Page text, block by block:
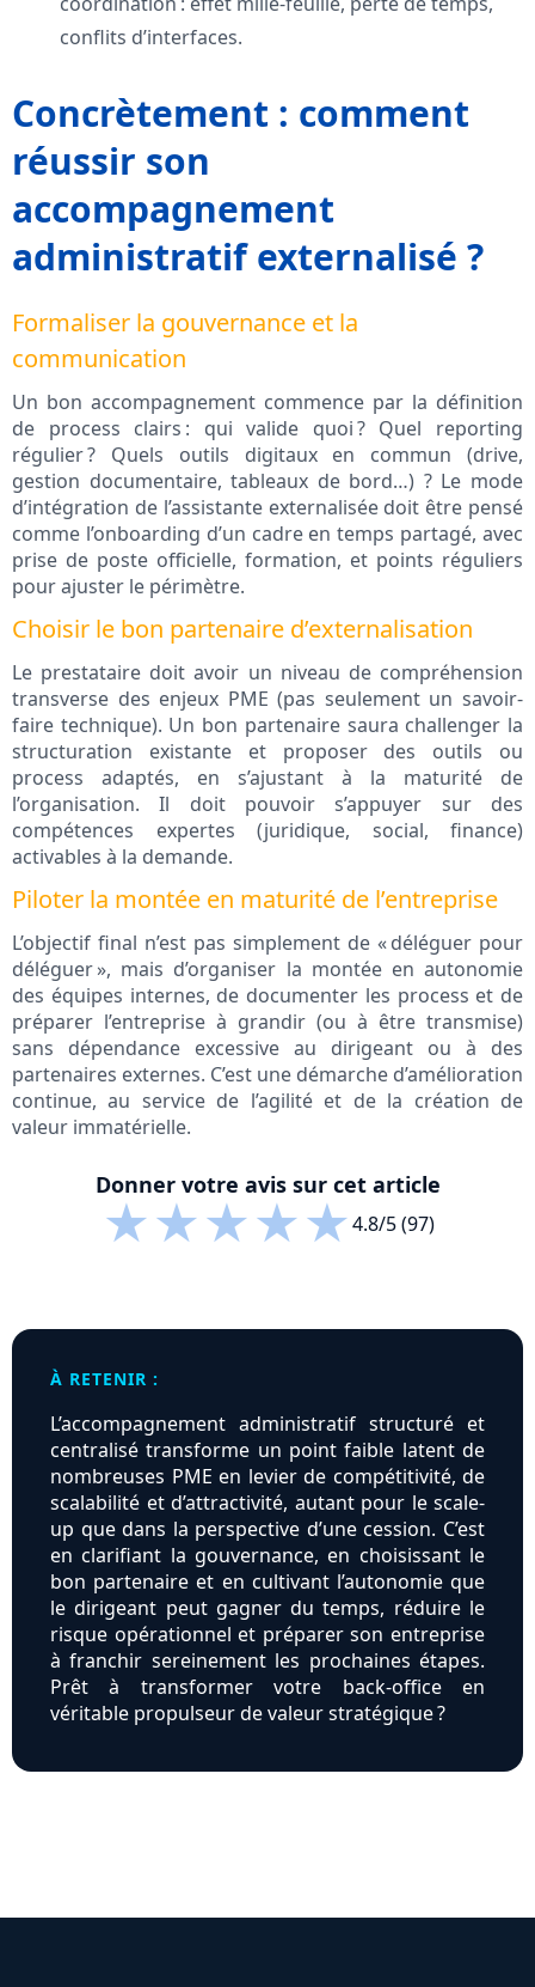
conflits d’interfaces.
Concrètement : comment
réussir son
accompagnement
administratif externalisé ?
Formaliser la gouvernance et la
communication
Un bon accompagnement commence par la définition
de process clairs : qui valide quoi ? Quel reporting
régulier ? Quels outils digitaux en commun (drive,
gestion documentaire, tableaux de bord…) ? Le mode
d’intégration de l’assistante externalisée doit être pensé
comme l’onboarding d’un cadre en temps partagé, avec
prise de poste officielle, formation, et points réguliers
pour ajuster le périmètre.
Choisir le bon partenaire d’externalisation
Le prestataire doit avoir un niveau de compréhension
transverse des enjeux PME (pas seulement un savoir-
faire technique). Un bon partenaire saura challenger la
structuration existante et proposer des outils ou
process adaptés, en s’ajustant à la maturité de
l’organisation. Il doit pouvoir s’appuyer sur des
compétences expertes (juridique, social, finance)
activables à la demande.
Piloter la montée en maturité de l’entreprise
L’objectif final n’est pas simplement de « déléguer pour
déléguer », mais d’organiser la montée en autonomie
des équipes internes, de documenter les process et de
préparer l’entreprise à grandir (ou à être transmise)
sans dépendance excessive au dirigeant ou à des
partenaires externes. C’est une démarche d’amélioration
continue, au service de l’agilité et de la création de
valeur immatérielle.
Donner votre avis sur cet article
★★★★★4.8/5 (97)
À RETENIR :
L’accompagnement administratif structuré et
centralisé transforme un point faible latent de
nombreuses PME en levier de compétitivité, de
scalabilité et d’attractivité, autant pour le scale-
up que dans la perspective d’une cession. C’est
en clarifiant la gouvernance, en choisissant le
bon partenaire et en cultivant l’autonomie que
le dirigeant peut gagner du temps, réduire le
risque opérationnel et préparer son entreprise
à franchir sereinement les prochaines étapes.
Prêt à transformer votre back-office en
véritable propulseur de valeur stratégique ?